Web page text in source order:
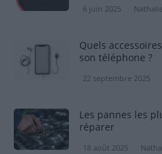
6 juin 2025
Quels
son téléphone ?
22 septembre 2025
Les pannes les
réparer
18 août 2025